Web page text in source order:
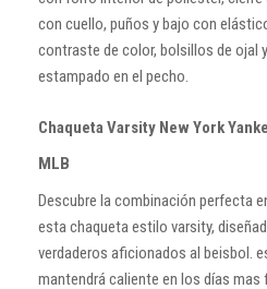
con cuello, puños y bajo con
contraste de color, bolsillos de ojal
estampado en el pecho.
Chaqueta Varsity New York
MLB
Descubre la combinación perfecta
esta chaqueta estilo varsity,
verdaderos aficionados al beisbol.
mantendrá caliente en los días